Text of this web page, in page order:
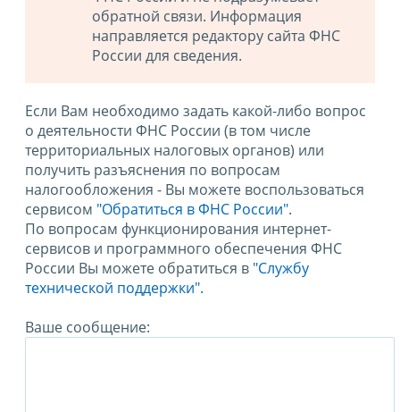
обратной связи. Информация
направляется редактору сайта ФНС
России для сведения.
Если Вам необходимо задать какой-либо вопрос
о деятельности ФНС России (в том числе
территориальных налоговых органов) или
получить разъяснения по вопросам
налогообложения - Вы можете воспользоваться
сервисом "Обратиться в ФНС России".
По вопросам функционирования интернет-
сервисов и программного обеспечения ФНС
России Вы можете обратиться в "Службу
технической поддержки".
Ваше сообщение: